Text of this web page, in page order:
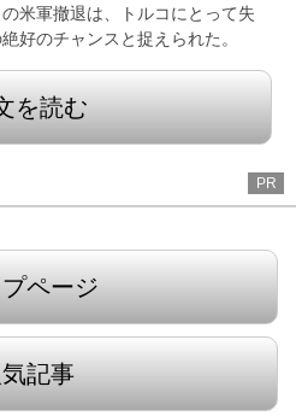
米軍撤退は、トルコにとって失
好のチャンスと捉えられた。
を読む
PR
プページ
気記事